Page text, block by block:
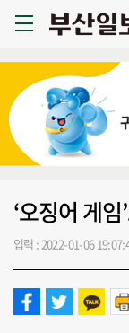
‘오징어 게
입력 : 2022-01-06